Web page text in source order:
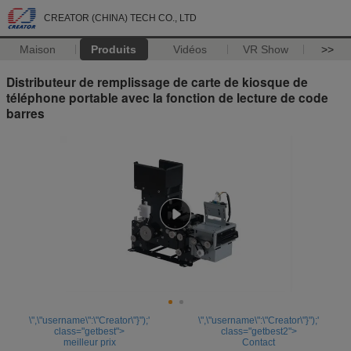
CREATOR (CHINA) TECH CO., LTD
Maison Produits Vidéos VR Show >>
Distributeur de remplissage de carte de kiosque de
téléphone portable avec la fonction de lecture de code
barres
\",\"username\":\"Creator\"}");'
class="getbest">
meilleur prix
\",\"username\":\"Creator\"}");'
class="getbest2">
Contact